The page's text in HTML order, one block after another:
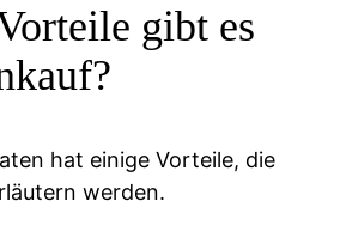
gibt es
hat einige Vorteile, die
werden.